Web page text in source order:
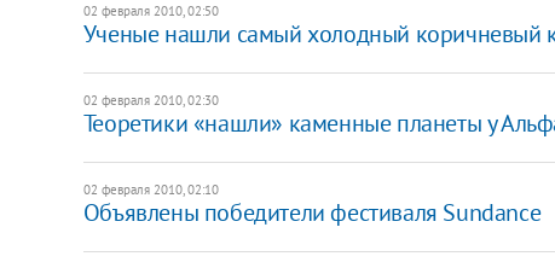
02 февраля 2010, 02:50
Ученые нашли самый холодный коричневый
02 февраля 2010, 02:30
Теоретики «нашли» каменные планеты у
02 февраля 2010, 02:10
Объявлены победители фестиваля Sundance